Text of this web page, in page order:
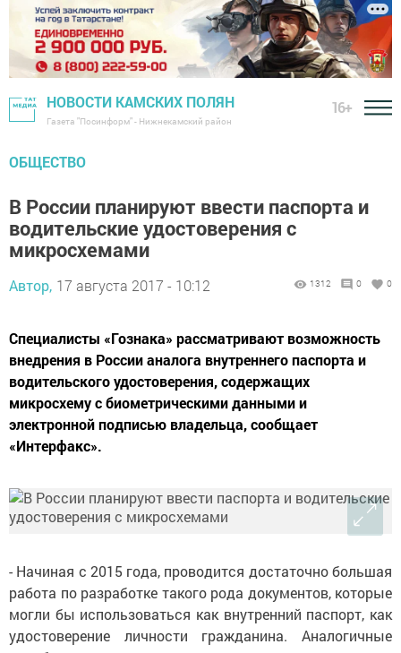
НОВОСТИ КАМСКИХ ПОЛЯН
Газета "Посинформ" - Нижнекамский район
16+
ОБЩЕСТВО
В России планируют ввести паспорта и
водительские удостоверения с
микросхемами
Автор, 17 августа 2017 - 10:12 1312 0 0
Специалисты «Гознака» рассматривают возможность
внедрения в России аналога внутреннего паспорта и
водительского удостоверения, содержащих
микросхему с биометрическими данными и
электронной подписью владельца, сообщает
«Интерфакс».
- Начиная с 2015 года, проводится достаточно большая
работа по разработке такого рода документов, которые
могли бы использоваться как внутренний паспорт, как
удостоверение личности гражданина. Аналогичные